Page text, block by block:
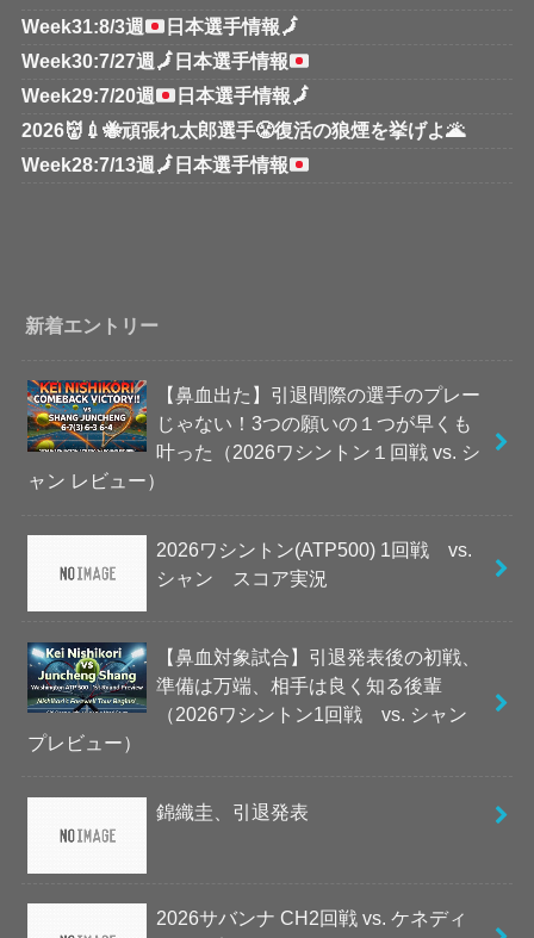
Week31:8/3週 日本選手情報🗾
Week30:7/27週 🗾 日本選手情報
Week29:7/20週
日本選手情報🗾
2026👹💉🐝頑張れ太郎選手😤復活の狼煙を挙げよ🌋
Week28:7/13週 🗾 日本選手情報
新着エントリー
【鼻血出た】引退間際の選手のプレー
じゃない！3つの願いの１つが早くも
叶った（2026ワシントン１回戦 vs. シ
ャン レビュー）
2026ワシントン(ATP500) 1回戦 vs.
シャン スコア実況
【鼻血対象試合】引退発表後の初戦、
準備は万端、相手は良く知る後輩
（2026ワシントン1回戦 vs. シャン
プレビュー）
錦織圭、引退発表
2026サバンナ CH2回戦 vs. ケネディ